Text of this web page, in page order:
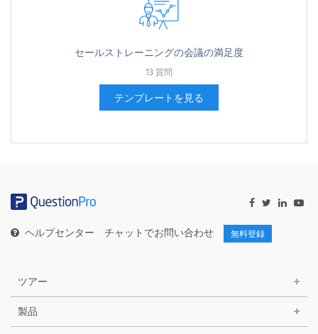
セールストレーニングの会議の満足度
13 質問
テンプレートを見る
ヘルプセンター チャットでお問い合わせ 無料登録
ツアー
製品